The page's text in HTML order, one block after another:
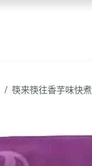
筷来筷往香芋味快